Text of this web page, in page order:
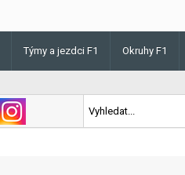
Týmy a jezdci F1 Okruhy F1
letos poprvé vyhrál kvalifikaci